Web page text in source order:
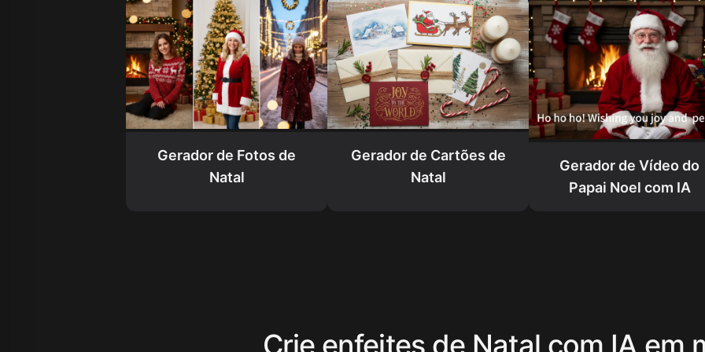
Gerador de Fotos de
Natal
Gerador de Cartões de
Natal
Gerador de Vídeo do
Papai Noel com IA
Crie enfeites de Natal com IA em